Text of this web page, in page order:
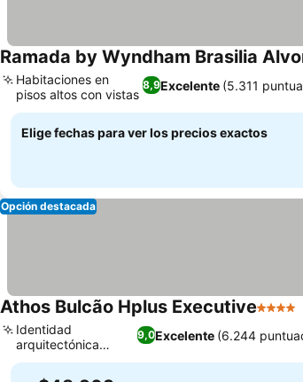
Ramada by Wyndham Brasilia
8,9Excelente (5.311
Habitaciones en
pisos altos con vistas
Elige fechas para ver los precios exactos
Opción destacada
Athos Bulcão Hplus Executive4
9,0Excelente (6.244
Identidad
arquitectónica
modernista